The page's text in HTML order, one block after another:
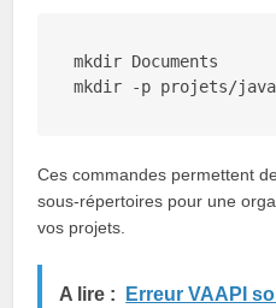
mkdir
mkdir
Ces commandes permettent
sous-répertoires pour une
vos projets.
A lire :
Erreur VAAPI